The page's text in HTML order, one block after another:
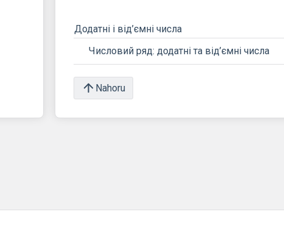
Додатні і від’ємні числа
Числовий ряд: додатні та від’ємні числа
Nahoru